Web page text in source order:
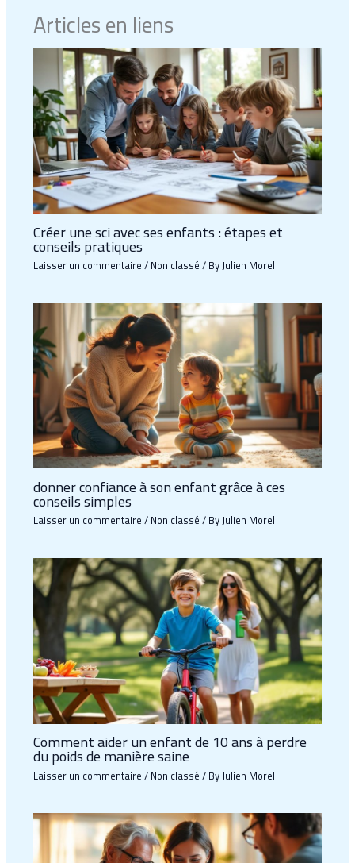
Articles en liens
Créer une sci avec ses enfants : étapes et
conseils pratiques
Laisser un commentaire/Non classé/ ByJulien Morel
donner confiance à son enfant grâce à ces
conseils simples
Laisser un commentaire/Non classé/ ByJulien Morel
Comment aider un enfant de 10 ans à perdre
du poids de manière saine
Laisser un commentaire/Non classé/ ByJulien Morel